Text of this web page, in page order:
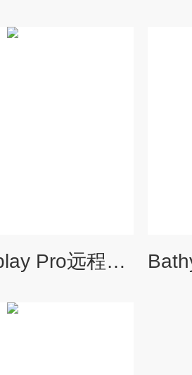
Surface Display Pro远程显示单元装置